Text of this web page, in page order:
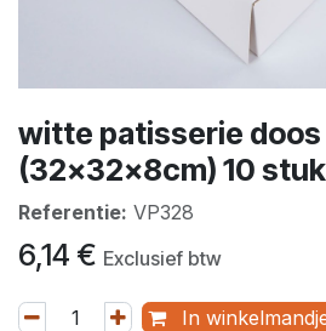
witte patisserie
(32x32x8cm) 10
Referentie: VP328
6,14 € Exclusief btw
In